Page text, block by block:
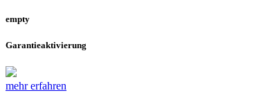
empty
Garantieaktivierung
mehr erfahren